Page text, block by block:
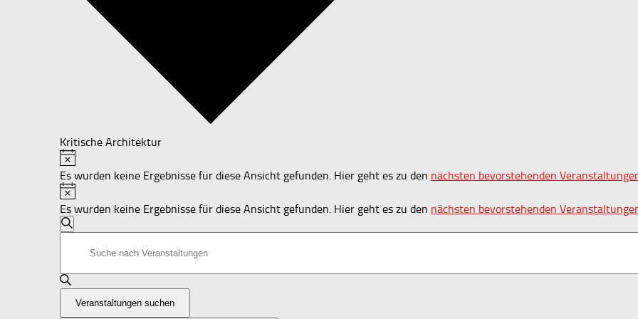
Kritische Architektur
Veranstaltungen
Hinweis
Es wurden keine Ergebnisse für diese Ansicht gefunden. Hier geht es zu den nächsten bevorstehenden
Hinweis
Es wurden keine Ergebnisse für diese Ansicht gefunden. Hier geht es zu den nächsten bevorstehenden
Veranstaltungen
Suche
Ansichten,
Navigation
Suche
Schlüsselwort
Suche
nach
Veranstaltungen
Veranstaltungen suchen